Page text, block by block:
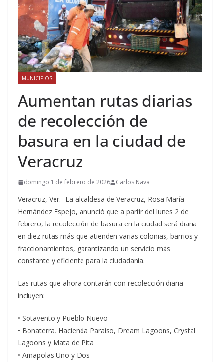
MUNICIPIOS
Aumentan rutas diarias
de recolección de
basura en la ciudad de
Veracruz
domingo 1 de febrero de 2026 Carlos Nava
Veracruz, Ver.- La alcaldesa de Veracruz, Rosa María
Hernández Espejo, anunció que a partir del lunes 2 de
febrero, la recolección de basura en la ciudad será diaria
en diez rutas más que atienden varias colonias, barrios y
fraccionamientos, garantizando un servicio más
constante y eficiente para la ciudadanía.
Las rutas que ahora contarán con recolección diaria
incluyen:
• Sotavento y Pueblo Nuevo
• Bonaterra, Hacienda Paraíso, Dream Lagoons, Crystal
Lagoons y Mata de Pita
• Amapolas Uno y Dos